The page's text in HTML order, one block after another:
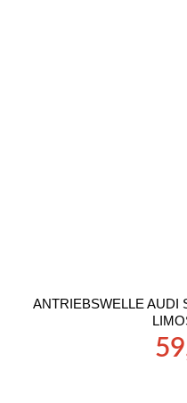
ANTRIEBSWELLE AUDI